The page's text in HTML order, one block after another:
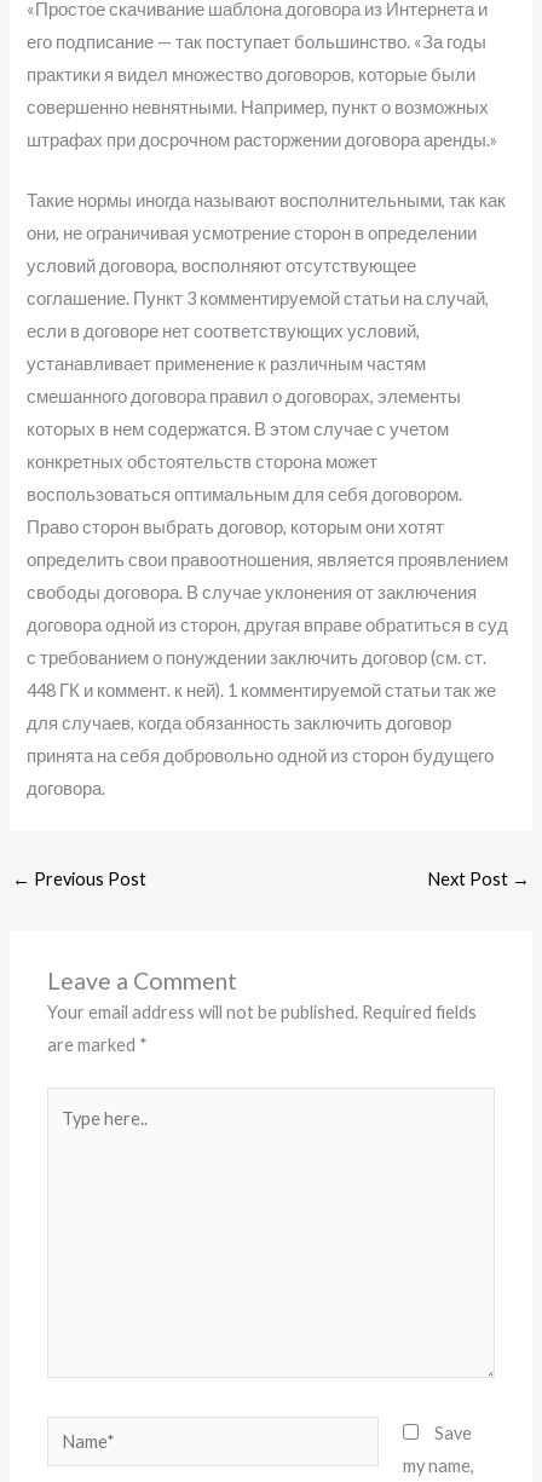
«Простое скачивание шаблона договора из Интернета и
его подписание — так поступает большинство. «За годы
практики я видел множество договоров, которые были
совершенно невнятными. Например, пункт о возможных
штрафах при досрочном расторжении договора аренды.»
Такие нормы иногда называют восполнительными, так как
они, не ограничивая усмотрение сторон в определении
условий договора, восполняют отсутствующее
соглашение. Пункт 3 комментируемой статьи на случай,
если в договоре нет соответствующих условий,
устанавливает применение к различным частям
смешанного договора правил о договорах, элементы
которых в нем содержатся. В этом случае с учетом
конкретных обстоятельств сторона может
воспользоваться оптимальным для себя договором.
Право сторон выбрать договор, которым они хотят
определить свои правоотношения, является проявлением
свободы договора. В случае уклонения от заключения
договора одной из сторон, другая вправе обратиться в суд
с требованием о понуждении заключить договор (см. ст.
448 ГК и коммент. к ней). 1 комментируемой статьи так же
для случаев, когда обязанность заключить договор
принята на себя добровольно одной из сторон будущего
договора.
← Previous Post Next Post →
Leave a Comment
Your email address will not be published. Required fields
are marked *
here..
Name*
Save
my name,